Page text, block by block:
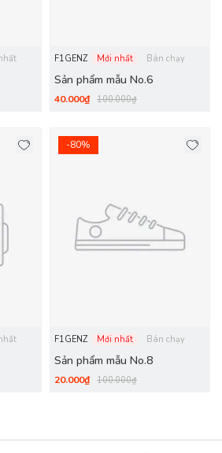
F1GENZ Mới nhất Bán chạy
Sản phẩm mẫu No.6
40.000₫ 100.000₫
-80%
F1GENZ Mới nhất Bán chạy
Sản phẩm mẫu No.8
20.000₫ 100.000₫